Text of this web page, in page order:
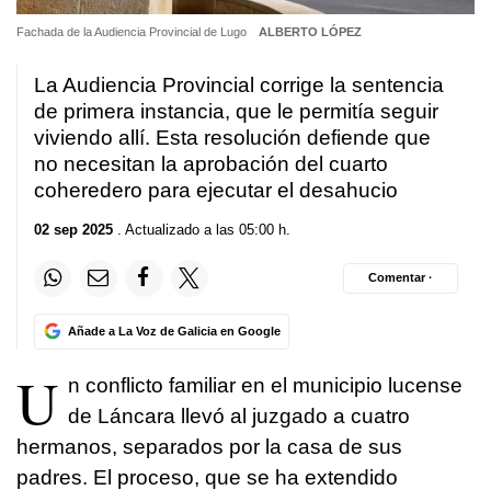
Fachada de la Audiencia Provincial de Lugo ALBERTO LÓPEZ
La Audiencia Provincial corrige la sentencia
de primera instancia, que le permitía seguir
viviendo allí. Esta resolución defiende que
no necesitan la aprobación del cuarto
coheredero para ejecutar el desahucio
02 sep 2025 . Actualizado a las 05:00 h.
Añade a La Voz de Galicia en Google
Comentar ·
U n conflicto familiar en el municipio lucense
de Láncara llevó al juzgado a cuatro
hermanos, separados por la casa de sus
padres. El proceso, que se ha extendido